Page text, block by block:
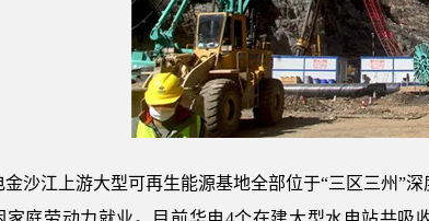
金沙江上游大型可再生能源基地全部位于“三区三州”